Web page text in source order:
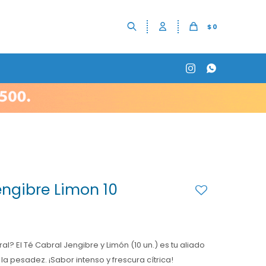
$0
 
Limon 10
El Té Cabral Jengibre y Limón (10 un.) es tu aliado
pesadez. ¡Sabor intenso y frescura cítrica!